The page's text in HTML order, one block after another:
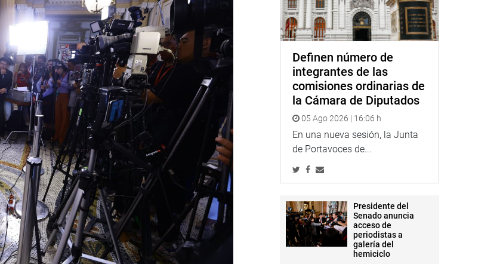
Definen número de
integrantes de las
comisiones ordinarias de
la Cámara de Diputados
05 Ago 2026 | 16:06 h
En una nueva sesión, la Junta
de Portavoces de...
Presidente del
Senado anuncia
acceso de
periodistas a
galería del
hemiciclo